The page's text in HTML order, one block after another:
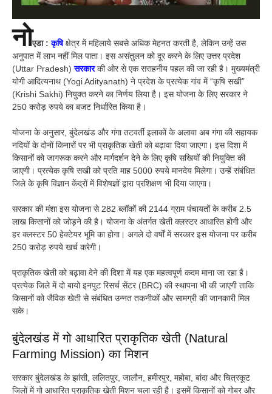
नोएडा : कृषिक्षेत्र में महिलाये सबसे अधिक मेहनत करती है, लेकिन उन्हें उस
अनुपात में लाभ नहीं मिल पाता। इस असंतुलन को दूर करने के लिए उत्तर प्रदेश
(Uttar Pradesh)सरकारकी ओर से एक सराहनीय पहल की जा रही है। मुख्यमंत्री
योगी आदित्यनाथ (Yogi Adityanath) ने प्रदेश के प्रत्येक गांव में “कृषि सखी”
(Krishi Sakhi) नियुक्त करने का निर्णय लिया है। इस योजना के लिए सरकार ने
250 करोड़ रुपये का बजट निर्धारित किया है।
योजना के अनुसार, बुंदेलखंड और गंगा तटवर्ती इलाकों के अलावा अब गंगा की सहायक
नदियों के दोनों किनारों पर भी प्राकृतिक खेती को बढ़ावा दिया जाएगा। इस दिशा में
किसानों को जागरूक करने औरमार्गदर्शन देने के लिए कृषि सखियों की नियुक्ति की
जाएगी। प्रत्येक कृषि सखी को प्रति माह 5000 रुपये मानदेय मिलेगा। उन्हें संबंधित
जिले के कृषि विज्ञान केंद्रों में विशेषज्ञों द्वारा प्रशिक्षण भी दिया जाएगा।
सरकार की मंशा इस योजना से 282 ब्लॉकों की 2144 ग्राम पंचायतों के करीब 2.5
लाख किसानों को जोड़ने की है। योजना के अंतर्गत खेती क्लस्टर आधारित होगी और
हर क्लस्टर 50 हेक्टेयर भूमि का होगा। अगले दो वर्षों में सरकार इस योजना पर करीब
250 करोड़ रुपये खर्च करेगी।
प्राकृतिक खेती को बढ़ावा देने की दिशा में यह एक महत्वपूर्ण कदम माना जा रहा है।
प्रत्येक जिले में दो बायो इनपुट रिसर्च सेंटर (BRC) की स्थापना भी की जाएगी ताकि
किसानों को जैविक खेती से संबंधित उन्नत तकनीकों और सामग्री की जानकारी मिल
सके।
बुंदेलखंड में गो आधारित प्राकृतिक खेती (Natural
Farming Mission) का मिशन
सरकार बुंदेलखंड के झांसी, ललितपुर, जालौन, हमीरपुर, महोबा, बांदा और चित्रकूट
जिलों में गो आधारित प्राकृतिक खेती मिशन चला रही है। इसमें किसानों को गोबर और